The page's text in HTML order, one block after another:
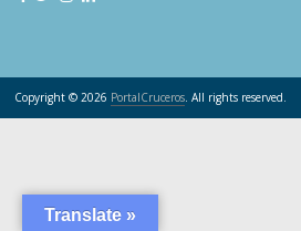
Copyright © 2026 PortalCruceros. All rights reserved.
Translate »